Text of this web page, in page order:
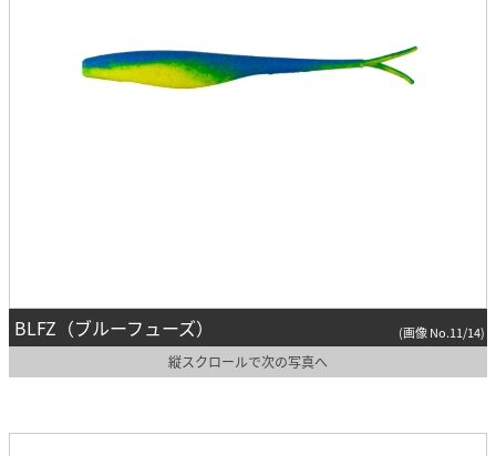
BLFZ（ブルーフューズ） (画像 No.11/14)
縦スクロールで次の写真へ